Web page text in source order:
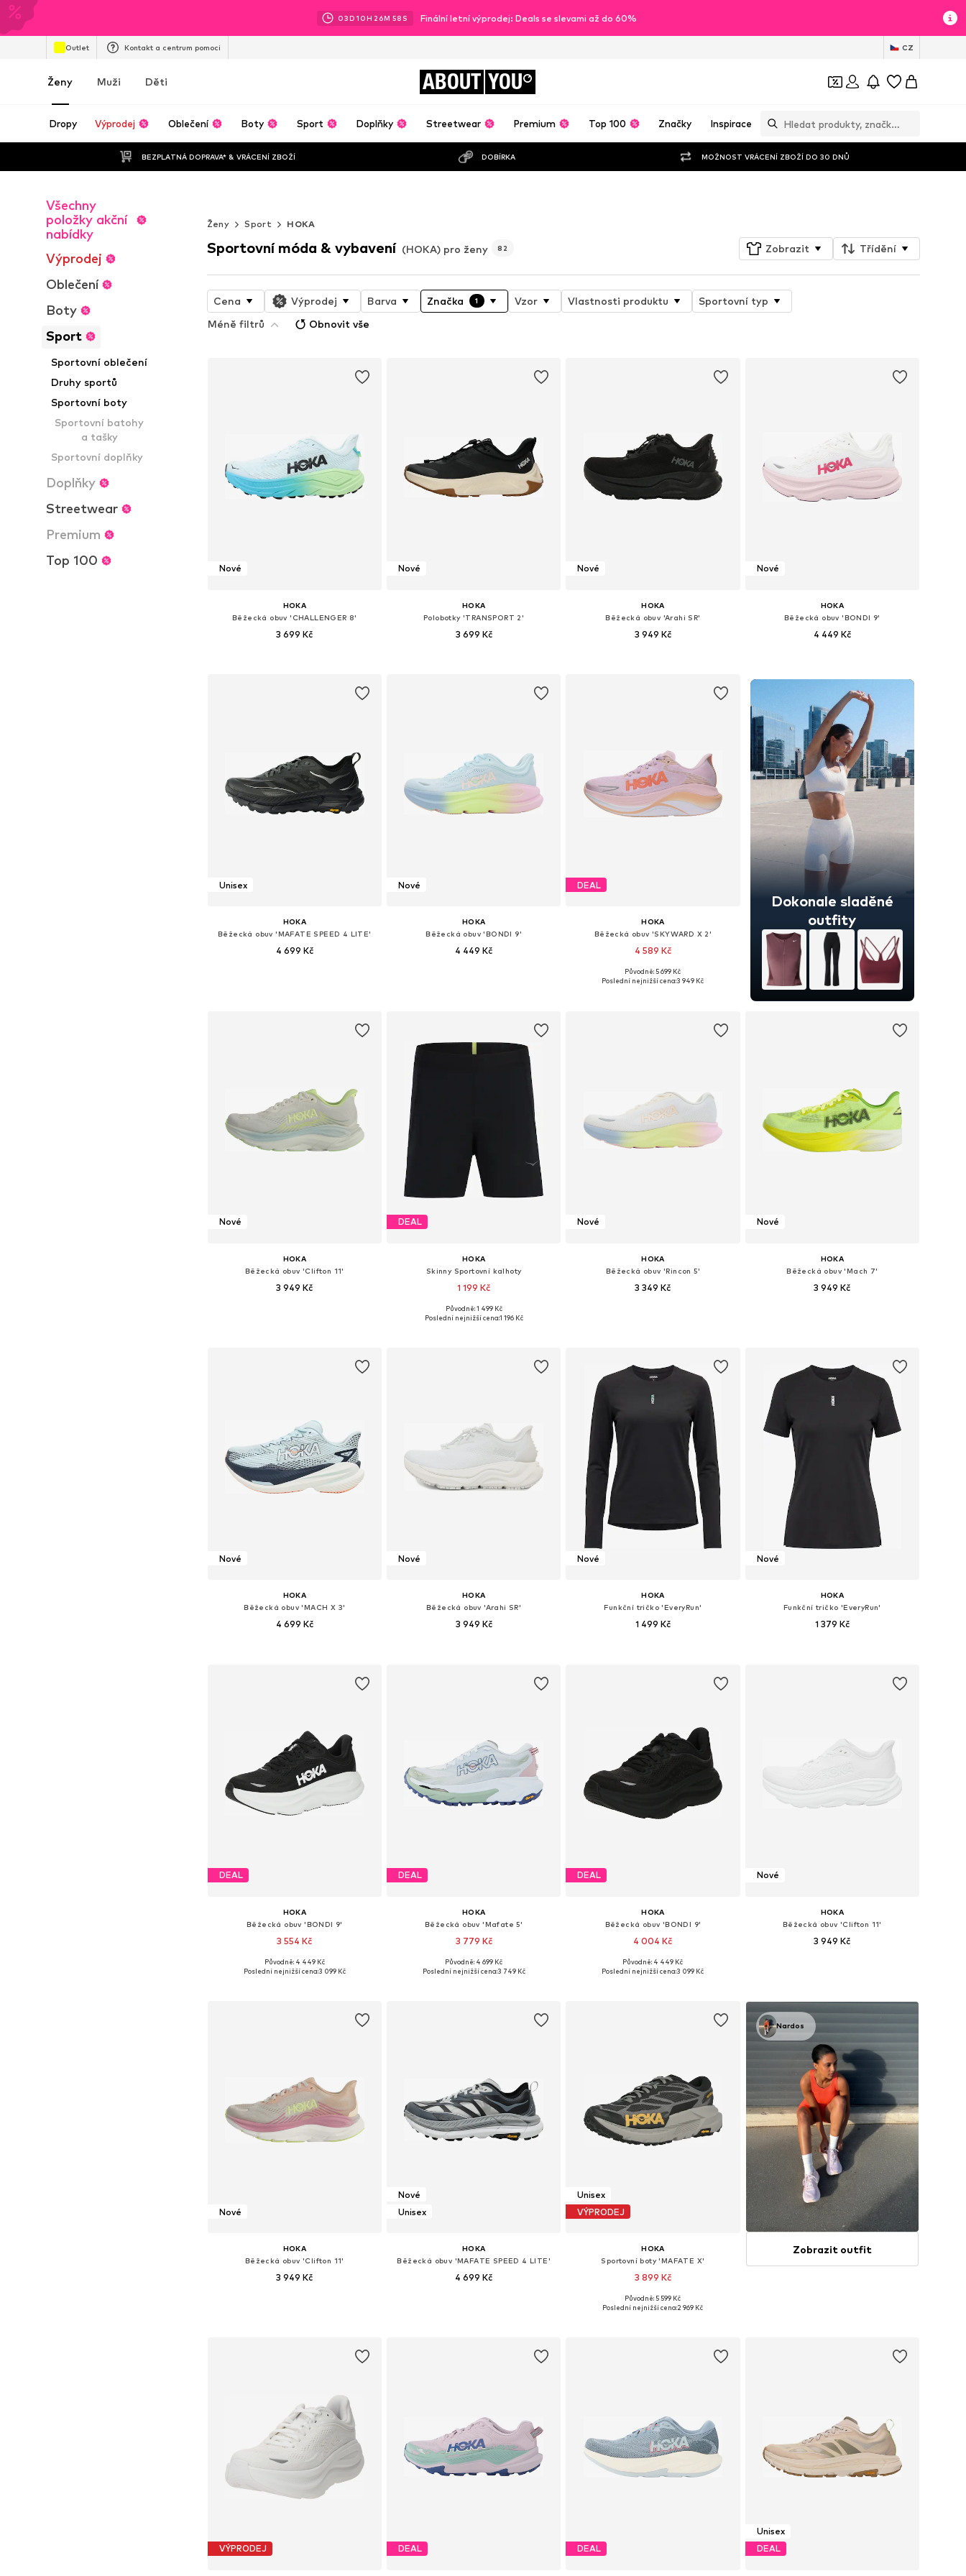
03D10H 26M 56 S Finální letní výprodej: Deals se slevami až do 60%
Outlet Kontakt a centrum pomoci CZ
Ženy Muži Děti ABOUT YOU
Dropy Výprodej Oblečení Boty Sport Doplňky Streetwear Premium Top 100 Značky Inspirace
BEZPLATNÁ DOPRAVA* & VRÁCENÍ ZBOŽÍ DOBÍRKA MOŽNOST VRÁCENÍ ZBOŽÍ DO 30 DNŮ
Všechny
položky akční
nabídky
Výprodej
Oblečení
Boty
Sport
Sportovní oblečení
Druhy sportů
Sportovní boty
Sportovní batohy
a tašky
Sportovní doplňky
Doplňky
Streetwear
Premium
Top 100
Ženy
Sport HOKA
Sportovní móda & vybavení (HOKA) pro ženy 82 Zobrazit Třídění
Cena Výprodej Barva Značka 1 Vzor Vlastnosti produktu
Sportovní typ
Méně filtrů
Obnovit vše
Nové
HOKA
Běžecká obuv 'CHALLENGER 8'
3 699 Kč
Nové
HOKA
Polobotky 'TRANSPORT 2'
3 699 Kč
Nové
HOKA
Běžecká obuv 'Arahi SR'
3 949 Kč
Nové
HOKA
Běžecká obuv 'BONDI 9'
4 449 Kč
Přidat do košíku
Unisex
HOKA
Běžecká obuv 'MAFATE SPEED 4 LITE'
4 699 Kč
Nové
HOKA
Běžecká obuv 'BONDI 9'
4 449 Kč
DEAL
HOKA
Běžecká obuv 'SKYWARD X 2'
4 589 Kč
Dostupné v mnoha velikostech
Původně: 5 699 Kč
Poslední nejnižší cena:3 949 Kč
Dokonale sladěné
outfity
Nové
HOKA
Běžecká obuv 'Clifton 11'
3 949 Kč
DEAL
HOKA
Skinny Sportovní kalhoty
1 199 Kč
Dostupné velikosti: XS, S, M, L, XL
Původně: 1 499 Kč
Poslední nejnižší cena:1 196 Kč
Nové
HOKA
Běžecká obuv 'Rincon 5'
3 349 Kč
Nové
HOKA
Běžecká obuv 'Mach 7'
3 949 Kč
Nové
HOKA
Běžecká obuv 'MACH X 3'
4 699 Kč
Nové
HOKA
Běžecká obuv 'Arahi SR'
3 949 Kč
Nové
HOKA
Funkční tričko 'EveryRun'
1 499 Kč
Nové
HOKA
Funkční tričko 'EveryRun'
1 379 Kč
DEAL
HOKA
Běžecká obuv 'BONDI 9'
3 554 Kč
+10
Dostupné v mnoha velikostech
Původně: 4 449 Kč
Poslední nejnižší cena:3 099 Kč
DEAL
HOKA
Běžecká obuv 'Mafate 5'
3 779 Kč
Dostupné v mnoha velikostech
Původně: 4 699 Kč
Poslední nejnižší cena:3 749 Kč
DEAL
HOKA
Běžecká obuv 'BONDI 9'
4 004 Kč
+10
Dostupné v mnoha velikostech
Původně: 4 449 Kč
Poslední nejnižší cena:3 099 Kč
Nové
HOKA
Běžecká obuv 'Clifton 11'
3 949 Kč
Nové
HOKA
Běžecká obuv 'Clifton 11'
3 949 Kč
Nové
Unisex
HOKA
Běžecká obuv 'MAFATE SPEED 4 LITE'
4 699 Kč
Unisex
VÝPRODEJ
HOKA
Sportovní boty 'MAFATE X'
3 899 Kč
Dostupné v mnoha velikostech
Původně: 5 599 Kč
Poslední nejnižší cena:2 969 Kč
Nardos
Zobrazit outfit
VÝPRODEJ DEAL DEAL
Unisex
DEAL